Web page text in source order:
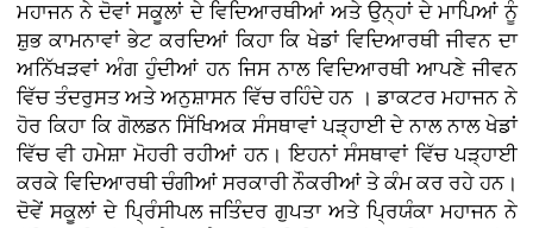
ਮਹਾਜਨ ਨੇ ਦੋਵਾਂ ਸਕੂਲਾਂ ਦੇ ਵਿਦਿਆਰਥੀਆਂ ਅਤੇ ਉਨ੍ਹਾਂ ਦੇ ਮਾਪਿਆਂ ਨੂੰ
ਸ਼ੁਭ ਕਾਮਨਾਵਾਂ ਭੇਟ ਕਰਦਿਆਂ ਕਿਹਾ ਕਿ ਖੇਡਾਂ ਵਿਦਿਆਰਥੀ ਜੀਵਨ ਦਾ
ਅਨਿੱਖੜਵਾਂ ਅੰਗ ਹੁੰਦੀਆਂ ਹਨ ਜਿਸ ਨਾਲ ਵਿਦਿਆਰਥੀ ਆਪਣੇ ਜੀਵਨ
ਵਿੱਚ ਤੰਦਰੁਸਤ ਅਤੇ ਅਨੁਸ਼ਾਸਨ ਵਿੱਚ ਰਹਿੰਦੇ ਹਨ । ਡਾਕਟਰ ਮਹਾਜਨ ਨੇ
ਹੋਰ ਕਿਹਾ ਕਿ ਗੋਲਡਨ ਸਿੱਖਿਅਕ ਸੰਸਥਾਵਾਂ ਪੜ੍ਹਾਈ ਦੇ ਨਾਲ ਨਾਲ ਖੇਡਾਂ
ਵਿੱਚ ਵੀ ਹਮੇਸ਼ਾ ਮੋਹਰੀ ਰਹੀਆਂ ਹਨ। ਇਹਨਾਂ ਸੰਸਥਾਵਾਂ ਵਿੱਚ ਪੜ੍ਹਾਈ
ਕਰਕੇ ਵਿਦਿਆਰਥੀ ਚੰਗੀਆਂ ਸਰਕਾਰੀ ਨੌਕਰੀਆਂ ਤੇ ਕੰਮ ਕਰ ਰਹੇ ਹਨ।
ਦੋਵੇਂ ਸਕੂਲਾਂ ਦੇ ਪ੍ਰਿੰਸੀਪਲ ਜਤਿੰਦਰ ਗੁਪਤਾ ਅਤੇ ਪ੍ਰਿਯੰਕਾ ਮਹਾਜਨ ਨੇ